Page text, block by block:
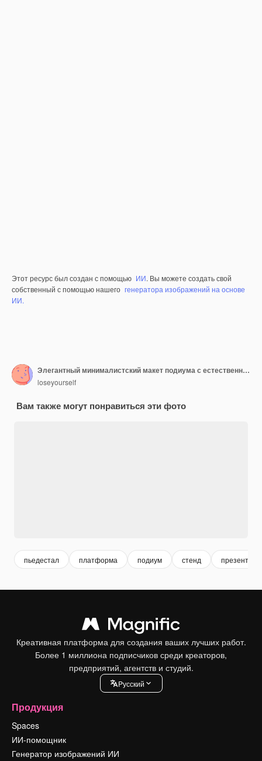
Этот ресурс был создан с помощью ИИ. Вы можете создать свой
собственный с помощью нашего генератора изображений на основе
ИИ.
Элегантный минималистский макет подиума с естественным освещением для подиума или демонстрации генерации искусственного интеллекта
loseyourself
Вам также могут понравиться эти фото
пьедестал платформа подиум стенд
Креативная платформа для создания ваших лучших работ.
Более 1 миллиона подписчиков среди креаторов,
предприятий, агентств и студий.
Pусский
Продукция
Spaces
ИИ-помощник
Генератор изображений ИИ